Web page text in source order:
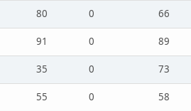
80 0
66
91 0
89
35 0
73
55 0
58